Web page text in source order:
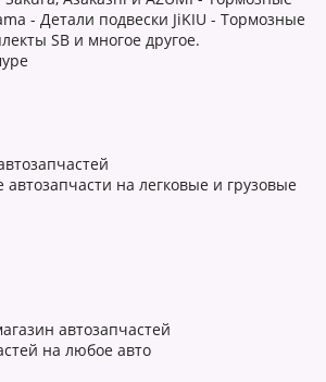
- Детали подвески JiKIU - Тормозные
SB и многое другое.
на легковые и грузовые
автозапчастей
на любое авто